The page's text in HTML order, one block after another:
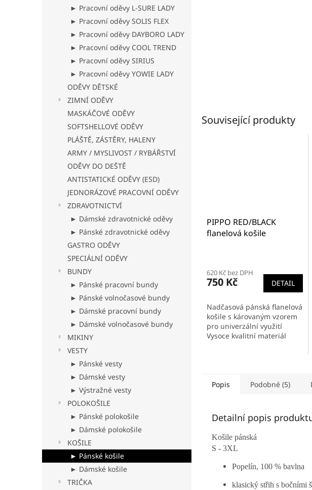
► Pracovní oděvy L-SURE LADY
► Pracovní oděvy SOLIS FLEX
► Pracovní oděvy DAYBORO LADY
► Pracovní oděvy COOL TREND
► Pracovní oděvy SIRIUS
► Pracovní oděvy YOWIE LADY
ODĚVY DĚTSKÉ
ZIMNÍ ODĚVY
MASKÁČOVÉ ODĚVY
SOFTSHELLOVÉ ODĚVY
PLÁŠTĚ, ZÁSTĚRY, HALENY
ARMY / MYSLIVOST / RYBÁŘSTVÍ
ODĚVY DO DEŠTĚ
ANTISTATICKÉ ODĚVY (ESD)
JEDNORÁZOVÉ PRACOVNÍ ODĚVY
ZDRAVOTNICTVÍ
► Dámské zdravotnické oděvy
► Pánské zdravotnické oděvy
GASTRO ODĚVY
SPECIÁLNÍ ODĚVY
BUNDY
► Pánské pracovní bundy
► Pánské volnočasové bundy
► Dámské pracovní bundy
► Dámské volnočasové bundy
MIKINY
VESTY
► Pánské vesty
► Dámské vesty
► Výstražné vesty
POLOKOŠILE
► Pánské polokošile
► Dámské polokošile
KOŠILE
► Pánské košile
► Dámské košile
TRIČKA
Související produkty
PIPPO RED/BLACK
flanelová košile
produktu
je
z
5
hvězdiček.
620 Kč bez DPH
750 Kč DETAIL
Nadčasová pánská flanelová
košile s károvaným vzorem
pro univerzální využití
Vysoce kvalitní materiál
Popis Podobné (5)
Detailní popis
Košile pánská
S - 3XL
Popelín, 100 % bavlna
klasický střih s bočními